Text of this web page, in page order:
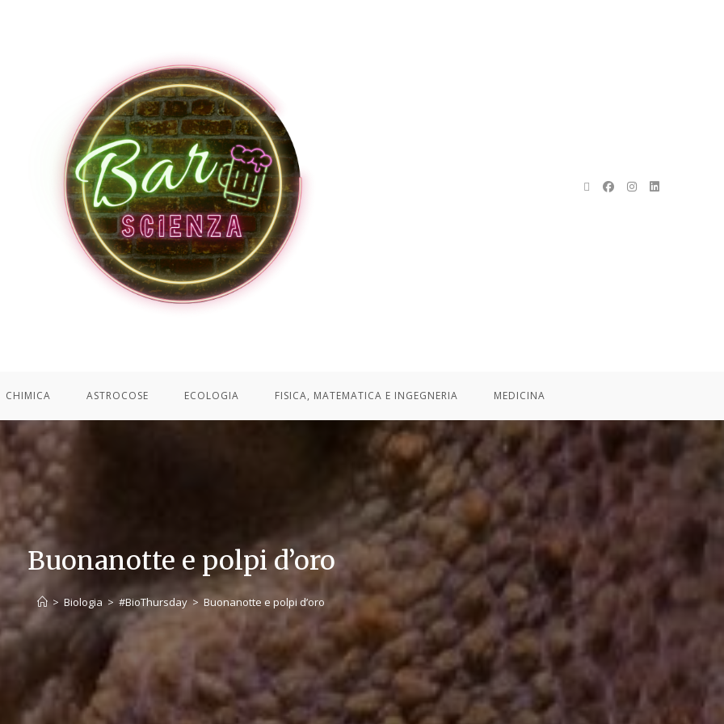
CHIMICA ASTROCOSE ECOLOGIA FISICA, MATEMATICA E INGEGNERIA MEDICINA
Buonanotte e polpi d’oro
> Biologia > #BioThursday > Buonanotte e polpi d’oro